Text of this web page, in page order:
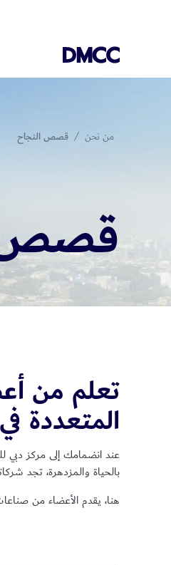
من نحن قصص النجاح
قصص
تعلم من
المتعددة
عند انضمامك إلى مركز دبي
بالحياة والمزدهرة، تجد شركاتنا الأعضاء البالغ
هنا، يقدم الأعضاء من